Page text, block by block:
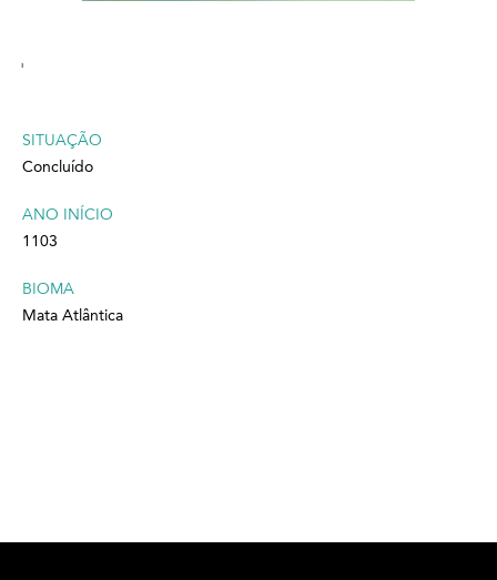
'
SITUAÇÃO
Concluído
ANO INÍCIO
1103
BIOMA
Mata Atlântica